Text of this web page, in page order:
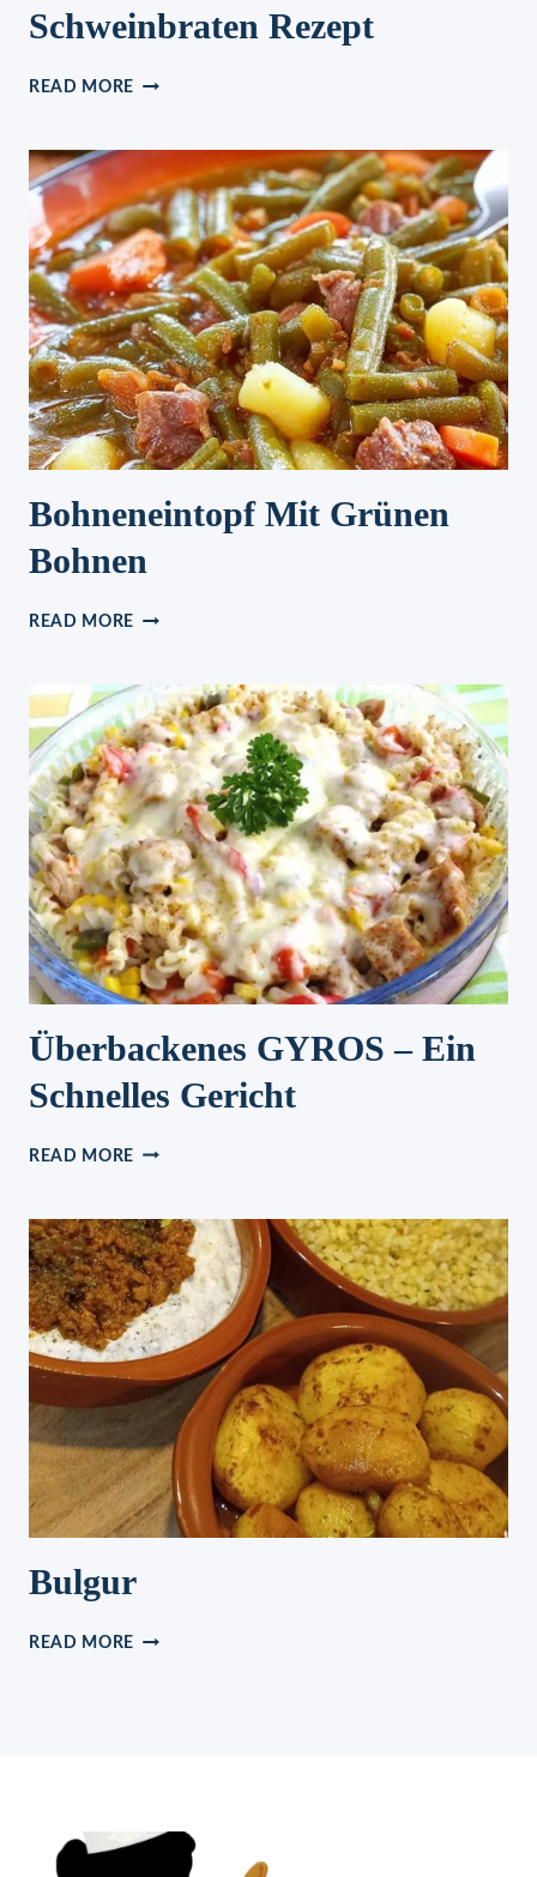
Schweinbraten Rezept
READ MORE SCHWEINBRATEN
Bohneneintopf Mit Grünen
Bohnen
READ MORE BOHNENEINTOPF
BOHNEN
Überbackenes GYROS – Ein
Schnelles Gericht
READ MORE ÜBERBACKENES
EIN
SCHNELLES
GERICHT
Bulgur
READ MORE BULGUR